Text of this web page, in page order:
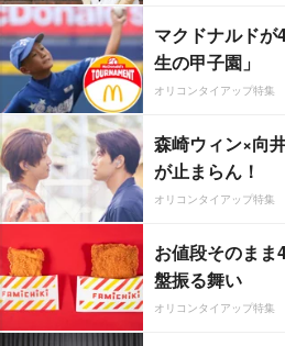
マクドナルド
生の甲子園」
オリコンタイアップ特集
森崎ウィン×向
が止まらん！
オリコンタイアップ特集
お値段そのま
盤振る舞い
オリコンタイアップ特集